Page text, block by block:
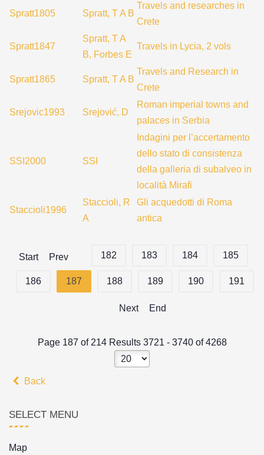
Spratt1805 Spratt, T A B
Travels and researches in
Crete
Spratt1847
Spratt, T A
B, Forbes E
Travels in Lycia, 2 vols
Spratt1865 Spratt, T A B
Travels and Research in
Crete
Srejovic1993 Srejović, D
Roman imperial towns and
palaces in Serbia
SSI2000 SSI
Indagini per l’accertamento
dello stato di consistenza
della galleria di subalveo in
località Mirafi
Staccioli1996
Staccioli, R
A
Gli acquedotti di Roma
antica
Start Prev 182 183 184 185
186 187 188 189 190 191
Next End
Page 187 of 214 Results 3721 - 3740 of 4268
Back
SELECT MENU
Map